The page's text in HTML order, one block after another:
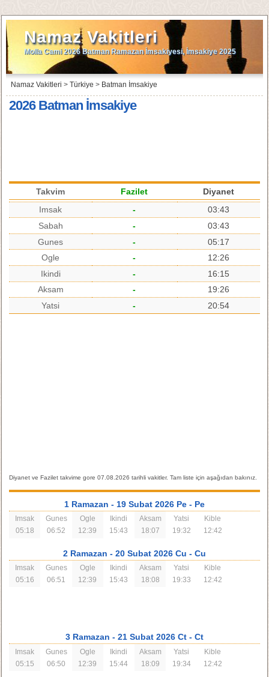
Namaz Vakitleri
Molla Cami 2026 Batman Ramazan İmsakiyesi, İmsakiye 2025
Namaz Vakitleri >Türkiye > Batman İmsakiye
2026 Batman İmsakiye
Takvim
Imsak
Sabah
Gunes
Ogle
Ikindi
Aksam
Yatsi
Fazilet
-
-
-
-
-
-
-
Diyanet
03:43
03:43
05:17
12:26
16:15
19:26
20:54
Diyanet ve Fazilet takvime gore 07.08.2026 tarihli vakitler. Tam liste için aşağıdan bakınız.
1 Ramazan - 19 Subat 2026 Pe - Pe
Imsak
05:18
Gunes
06:52
Ogle
12:39
Ikindi
15:43
Aksam
18:07
Yatsi
19:32
Kible
12:42
2 Ramazan - 20 Subat 2026 Cu - Cu
Imsak
05:16
Gunes
06:51
Ogle
12:39
Ikindi
15:43
Aksam
18:08
Yatsi
19:33
Kible
12:42
3 Ramazan - 21 Subat 2026 Ct - Ct
Imsak
05:15
Gunes
06:50
Ogle
12:39
Ikindi
15:44
Aksam
18:09
Yatsi
19:34
Kible
12:42